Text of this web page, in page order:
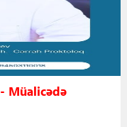
- Müalicədə